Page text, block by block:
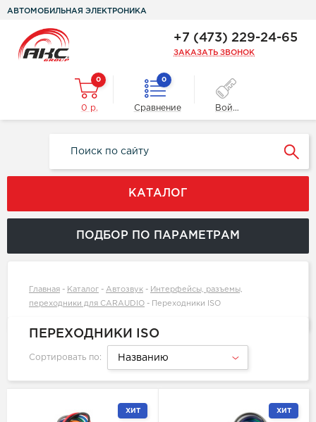
АВТОМОБИЛЬНАЯ ЭЛЕКТРОНИКА
+7 (473) 229-24-65
ЗАКАЗАТЬ ЗВОНОК
0
0 р.
0
Сравнение Войти
КАТАЛОГ
ПОДБОР ПО ПАРАМЕТРАМ
Главная - Каталог - Автозвук - Интерфейсы, разъемы,
переходники для CARAUDIO - Переходники ISO
ПЕРЕХОДНИКИ ISO
Сортировать по: Названию
ХИТ ХИТ